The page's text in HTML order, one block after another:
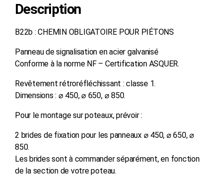
Description
B22b : CHEMIN OBLIGATOIRE POUR PIÉTONS
Panneau de signalisation en acier galvanisé
Conforme à la norme NF – Certification ASQUER.
Revêtement rétroréfléchissant : classe 1.
Dimensions : ⌀ 450, ⌀ 650, ⌀ 850.
Pour le montage sur poteaux, prévoir :
2 brides de fixation pour les panneaux ⌀ 450, ⌀ 650, ⌀
850.
Les brides sont à commander séparément, en fonction
de la section de votre poteau.